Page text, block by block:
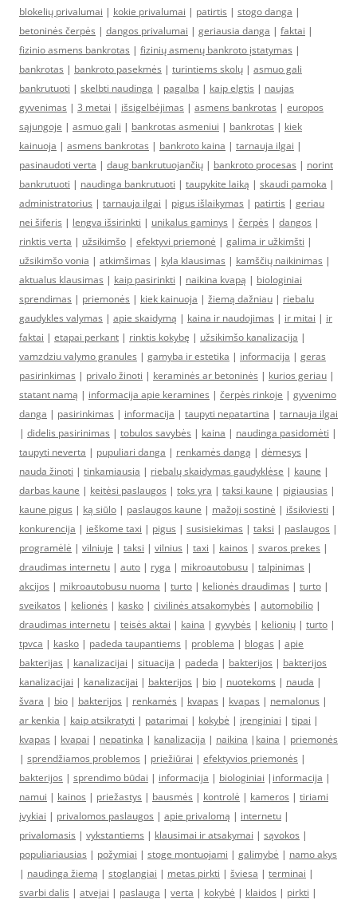
blokelių privalumai | kokie privalumai | patirtis | stogo danga |
betoninės čerpės | dangos privalumai | geriausia danga | faktai |
fizinio asmens bankrotas | fizinių asmenų bankroto įstatymas |
bankrotas | bankroto pasekmės | turintiems skolų | asmuo gali
bankrutuoti | skelbti naudinga | pagalba | kaip elgtis | naujas
gyvenimas | 3 metai | išsigelbėjimas | asmens bankrotas | europos
sąjungoje | asmuo gali | bankrotas asmeniui | bankrotas | kiek
kainuoja | asmens bankrotas | bankroto kaina | tarnauja ilgai |
pasinaudoti verta | daug bankrutuojančių | bankroto procesas | norint
bankrutuoti | naudinga bankrutuoti | taupykite laiką | skaudi pamoka |
administratorius | tarnauja ilgai | pigus išlaikymas | patirtis | geriau
nei šiferis | lengva išsirinkti | unikalus gaminys | čerpės | dangos |
rinktis verta | užsikimšo | efektyvi priemonė | galima ir užkimšti |
užsikimšo vonia | atkimšimas | kyla klausimas | kamščių naikinimas |
aktualus klausimas | kaip pasirinkti | naikina kvapą | biologiniai
sprendimas | priemonės | kiek kainuoja | žiemą dažniau | riebalu
gaudykles valymas | apie skaidymą | kaina ir naudojimas | ir mitai | ir
faktai | etapai perkant | rinktis kokybę | užsikimšo kanalizacija |
vamzdziu valymo granules | gamyba ir estetika | informacija | geras
pasirinkimas | privalo žinoti | keraminės ar betoninės | kurios geriau |
statant namą | informacija apie keramines | čerpės rinkoje | gyvenimo
danga | pasirinkimas | informacija | taupyti nepatartina | tarnauja ilgai
| didelis pasirinimas | tobulos savybės | kaina | naudinga pasidomėti |
taupyti neverta | pupuliari danga | renkamės dangą | dėmesys |
nauda žinoti | tinkamiausia | riebalų skaidymas gaudyklėse | kaune |
darbas kaune | keitėsi paslaugos | toks yra | taksi kaune | pigiausias |
kaune pigus | ką siūlo | paslaugos kaune | mažoji sostinė | išsikviesti |
konkurencija | ieškome taxi | pigus | susisiekimas | taksi | paslaugos |
programėlė | vilniuje | taksi | vilnius | taxi | kainos | svaros prekes |
draudimas internetu | auto | ryga | mikroautobusu | talpinimas |
akcijos | mikroautobusu nuoma | turto | kelionės draudimas | turto |
sveikatos | kelionės | kasko | civilinės atsakomybės | automobilio |
draudimas internetu | teisės aktai | kaina | gyvybės | kelionių | turto |
tpvca | kasko | padeda taupantiems | problema | blogas | apie
bakterijas | kanalizacijai | situacija | padeda | bakterijos | bakterijos
kanalizacijai | kanalizacijai | bakterijos | bio | nuotekoms | nauda |
švara | bio | bakterijos | renkamės | kvapas | kvapas | nemalonus |
ar kenkia | kaip atsikratyti | patarimai | kokybė | įrenginiai | tipai |
kvapas | kvapai | nepatinka | kanalizacija | naikina | kaina | priemonės
| sprendžiamos problemos | priežiūrai | efektyvios priemonės |
bakterijos | sprendimo būdai | informacija | biologiniai | informacija |
namui | kainos | priežastys | bausmės | kontrolė | kameros | tiriami
įvykiai | privalomos paslaugos | apie privalomą | internetu |
privalomasis | vykstantiems | klausimai ir atsakymai | sąvokos |
populiariausias | požymiai | stoge montuojami | galimybė | namo akys
| naudinga žiemą | stoglangiai | metas pirkti | šviesa | terminai |
svarbi dalis | atvejai | paslauga | verta | kokybė | klaidos | pirkti |